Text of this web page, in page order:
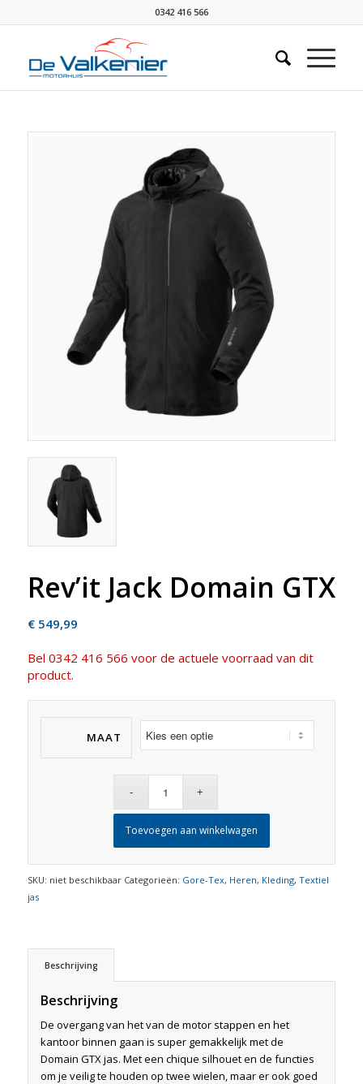
0342 416 566
Rev’it Jack Domain GTX
€549,99
Bel 0342 416 566 voor de actuele voorraad van dit
product.
MAAT
Toevoegen aan winkelwagen
SKU: niet beschikbaar Categorieën: Gore-Tex, Heren, Kleding, Textiel
jas
Beschrijving
Beschrijving
De overgang van het van de motor stappen en het
kantoor binnen gaan is super gemakkelijk met de
Domain GTX jas. Met een chique silhouet en de functies
om je veilig te houden op twee wielen, maar er ook goed